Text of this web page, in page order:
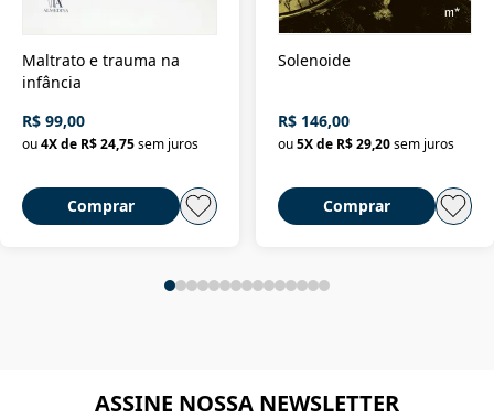
Maltrato e trauma na
infância
R$ 99,00
ou4X de R$ 24,75sem juros
Comprar
Solenoide
R$ 146,00
ou 5X de R$ 29,20 sem juros
Comprar
ASSINE NOSSA NEWSLETTER